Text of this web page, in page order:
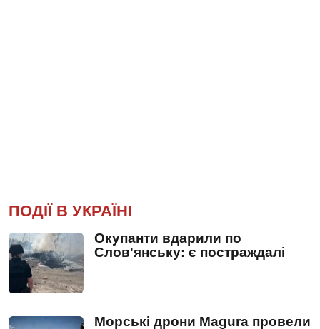
ПОДІЇ В УКРАЇНІ
Окупанти вдарили по
Слов'янську: є постраждалі
Морські дрони Magura провели